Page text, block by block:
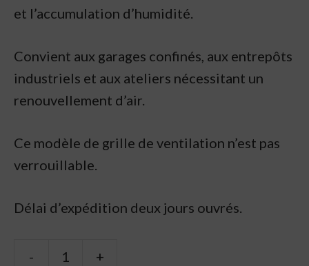
et l’accumulation d’humidité.
Convient aux garages confinés, aux entrepôts
industriels et aux ateliers nécessitant un
renouvellement d’air.
Ce modèle de grille de ventilation n’est pas
verrouillable.
Délai d’expédition deux jours ouvrés.
- +